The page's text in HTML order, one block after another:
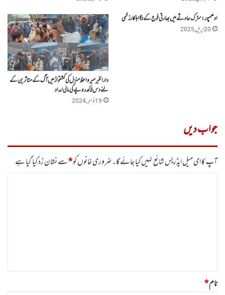
ادھمپور: سڑک حادثے میں بھارتی فوج کے 6 اہلکار زخمی
20 اپریل, 2025
دارالخیر میرواعظ منزل کی کشتواڑ میں آگ کے متاثرین کے
لئے دس لاکھ روپے کی مالی امداد
19 نومبر, 2024
جواب دیں
آپ کا ای میل ایڈریس شائع نہیں کیا جائے گا۔ضروری خانوں کو*سے نشان زد کیا گیا ہے
نام*